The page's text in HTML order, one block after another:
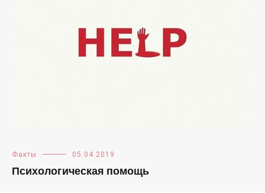
Факты 05.04.2019
Психологическая помощь